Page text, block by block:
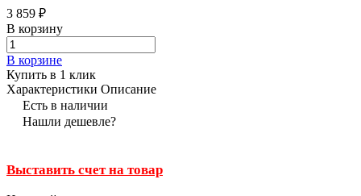
3 859 ₽
В корзину
В корзине
Купить в 1 клик
Характеристики Описание
Есть в наличии
Нашли дешевле?
Выставить счет на товар